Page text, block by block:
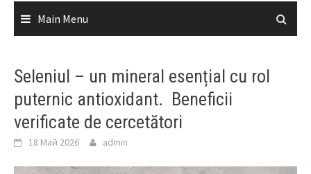
Main Menu
Seleniul – un mineral esențial cu rol
puternic antioxidant. Beneficii
verificate de cercetători
18 Май 2026 admin